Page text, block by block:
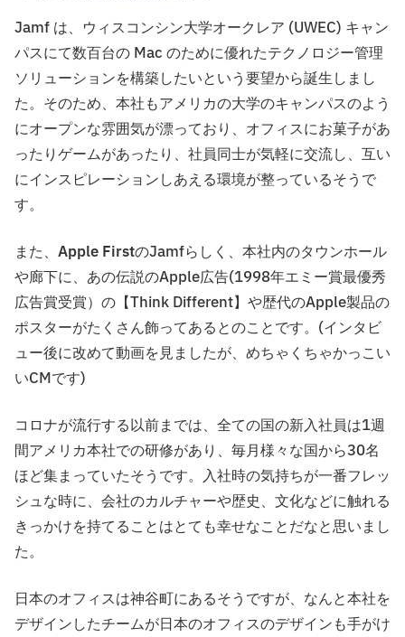
Jamf は、ウィスコンシン大学オークレア (UWEC) キャン
パスにて数百台の Mac のために優れたテクノロジー管理
ソリューションを構築したいという要望から誕生しまし
た。そのため、本社もアメリカの大学のキャンパスのよう
にオープンな雰囲気が漂っており、オフィスにお菓子があ
ったりゲームがあったり、社員同士が気軽に交流し、互い
にインスピレーションしあえる環境が整っているそうで
す。
また、 Apple FirstのJamfらしく、本社内のタウンホール
や廊下に、あの伝説のApple広告(1998年エミー賞最優秀
広告賞受賞）の【Think Different】や歴代のApple製品の
ポスターがたくさん飾ってあるとのことです。(インタビ
ュー後に改めて動画を見ましたが、めちゃくちゃかっこい
いCMです)
コロナが流行する以前までは、全ての国の新入社員は1週
間アメリカ本社での研修があり、毎月様々な国から30名
ほど集まっていたそうです。入社時の気持ちが一番フレッ
シュな時に、会社のカルチャーや歴史、文化などに触れる
きっかけを持てることはとても幸せなことだなと思いまし
た。
日本のオフィスは神谷町にあるそうですが、なんと本社を
デザインしたチームが日本のオフィスのデザインも手がけ